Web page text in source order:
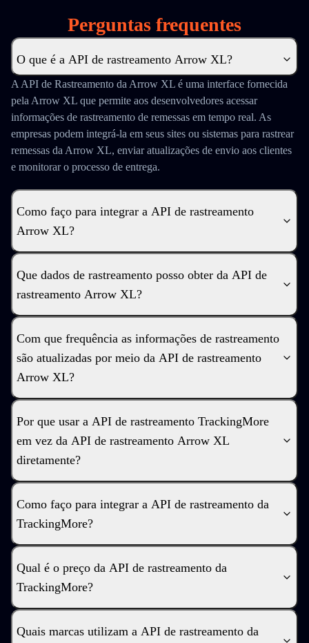
Perguntas frequentes
O que é a API de rastreamento Arrow XL?
A API de Rastreamento da Arrow XL é uma interface fornecida
pela Arrow XL que permite aos desenvolvedores acessar
informações de rastreamento de remessas em tempo real. As
empresas podem integrá-la em seus sites ou sistemas para rastrear
remessas da Arrow XL, enviar atualizações de envio aos clientes
e monitorar o processo de entrega.
Como faço para integrar a API de rastreamento
Arrow XL?
Que dados de rastreamento posso obter da API de
rastreamento Arrow XL?
Com que frequência as informações de rastreamento
são atualizadas por meio da API de rastreamento
Arrow XL?
Por que usar a API de rastreamento TrackingMore
em vez da API de rastreamento Arrow XL
diretamente?
Como faço para integrar a API de rastreamento da
TrackingMore?
Qual é o preço da API de rastreamento da
TrackingMore?
Quais marcas utilizam a API de rastreamento da